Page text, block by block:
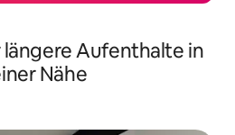
Aufenthalte in
Nähe